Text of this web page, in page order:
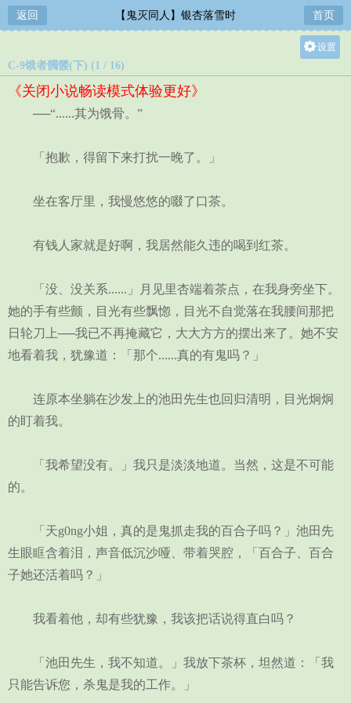
返回 【鬼灭同人】银杏落雪时 首页
设置
C-9饿者髑髅(下) (1 / 16)
《关闭小说畅读模式体验更好》
──“......其为饿骨。”
「抱歉，得留下来打扰一晚了。」
坐在客厅里，我慢悠悠的啜了口茶。
有钱人家就是好啊，我居然能久违的喝到红茶。
「没、没关系......」月见里杏端着茶点，在我身旁坐下。
她的手有些颤，目光有些飘惚，目光不自觉落在我腰间那把
日轮刀上──我已不再掩藏它，大大方方的摆出来了。她不安
地看着我，犹豫道：「那个......真的有鬼吗？」
连原本坐躺在沙发上的池田先生也回归清明，目光炯炯
的盯着我。
「我希望没有。」我只是淡淡地道。当然，这是不可能
的。
「天g0ng小姐，真的是鬼抓走我的百合子吗？」池田先
生眼眶含着泪，声音低沉沙哑、带着哭腔，「百合子、百合
子她还活着吗？」
我看着他，却有些犹豫，我该把话说得直白吗？
「池田先生，我不知道。」我放下茶杯，坦然道：「我
只能告诉您，杀鬼是我的工作。」